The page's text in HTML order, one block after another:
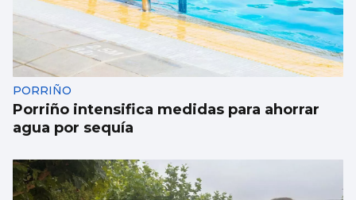
PORRIÑO
Porriño intensifica medidas para ahorrar
agua por sequía